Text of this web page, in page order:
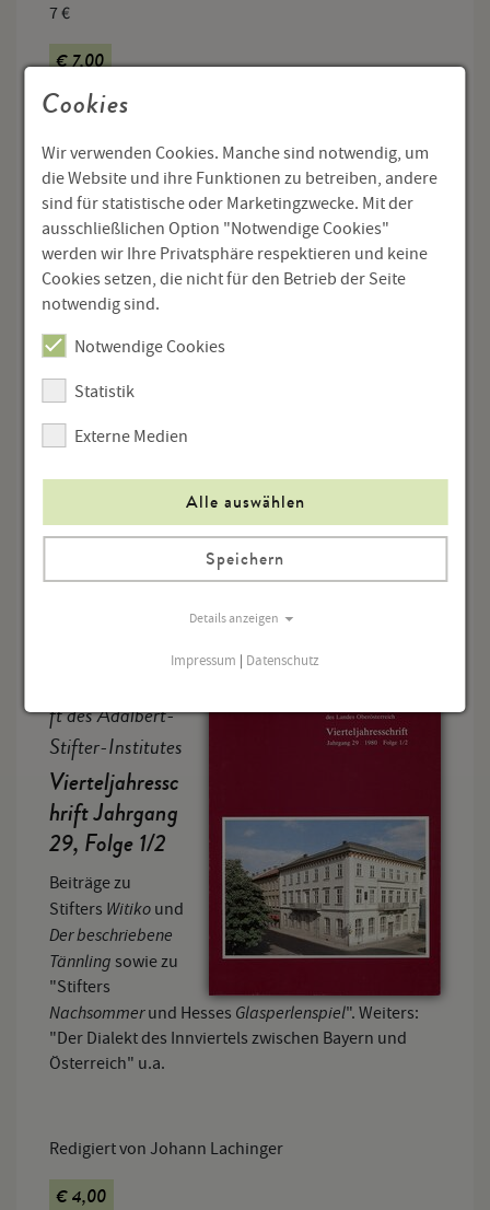
7 €
€ 7,00
Menge
In den Warenkorb
Vierteljahresschrift des Adalbert-Stifter-
Institutes
Vierteljahresschrift Jahrgang 29, Folge 1
(1980) - Jahrgang 34, Folge 4 (1985)
In den Warenkorb
ft des Adalbert-
Stifter-Institutes
Vierteljahressc
hrift Jahrgang
29, Folge 1/2
Beiträge zu
Stifters Witiko und
Der beschriebene
Tännling sowie zu
"Stifters
Nachsommerund Hesses Glasperlenspiel". Weiters:
"Der Dialekt des Innviertels zwischen Bayern und
Österreich" u.a.
Redigiert von Johann Lachinger
€ 4,00
Cookies
Wir verwenden Cookies. Manche sind notwendig, um
die Website und ihre Funktionen zu betreiben, andere
sind für statistische oder Marketingzwecke. Mit der
ausschließlichen Option "Notwendige Cookies"
werden wir Ihre Privatsphäre respektieren und keine
Cookies setzen, die nicht für den Betrieb der Seite
notwendig sind.
Notwendige Cookies
Statistik
Externe Medien
Alle auswählen
Speichern
Details anzeigen
Impressum | Datenschutz